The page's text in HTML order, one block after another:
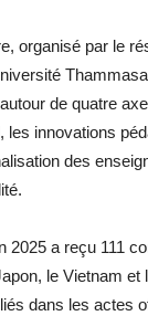
organisé par le
de quatre
les innovations
des
2025 a reçu 111
le Vietnam
dans les actes